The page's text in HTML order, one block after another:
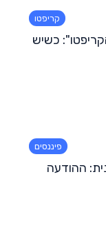
קריפטו
כשיש
פיננסים
ההודעה